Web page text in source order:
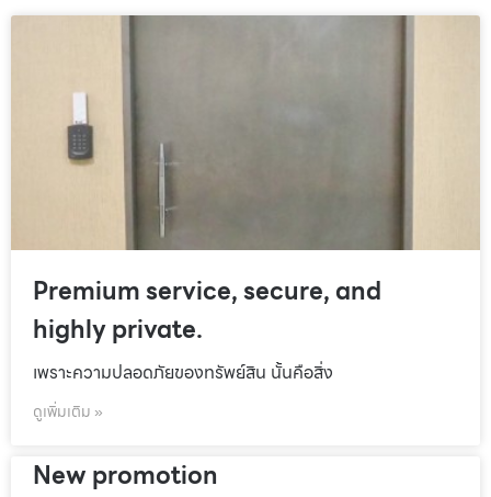
Premium service, secure, and
highly private.
เพราะความปลอดภัยของทรัพย์สิน นั้นคือสิ่ง
ดูเพิ่มเติม »
New promotion